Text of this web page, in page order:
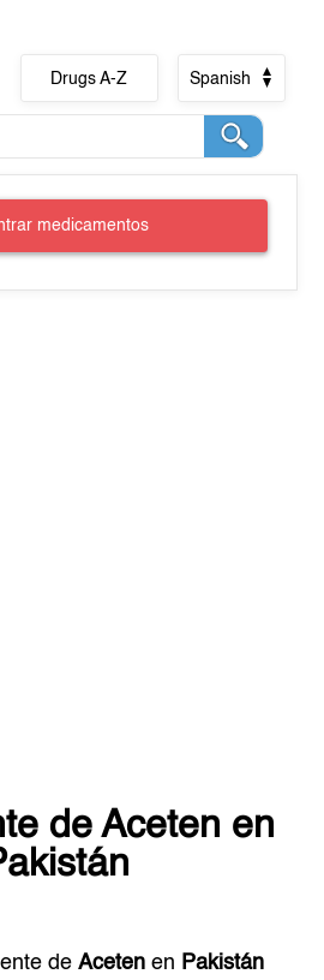
Drugs A-Z Spanish
medicamentos
de Aceten en
de Aceten en Pakistán